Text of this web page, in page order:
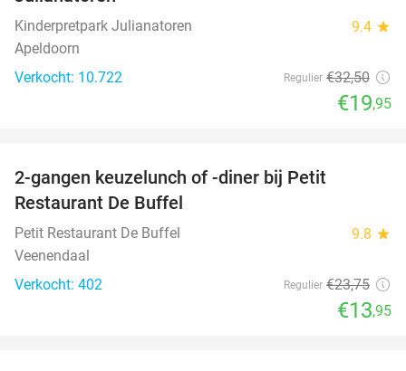
Kinderpretpark Julianatoren 9.4 star
Apeldoorn
Verkocht: 10.722
Regulier €32,50
€19,95
2-gangen keuzelunch of -diner bij Petit
Restaurant De Buffel
Petit Restaurant De Buffel 9.8 star
Veenendaal
Verkocht: 402
Regulier €23,75
€13,95